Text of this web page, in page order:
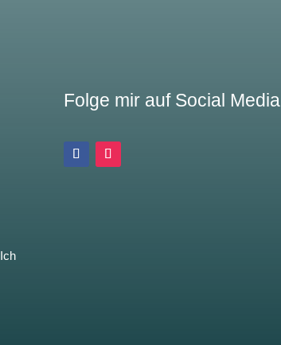
Folge mir auf Social Media